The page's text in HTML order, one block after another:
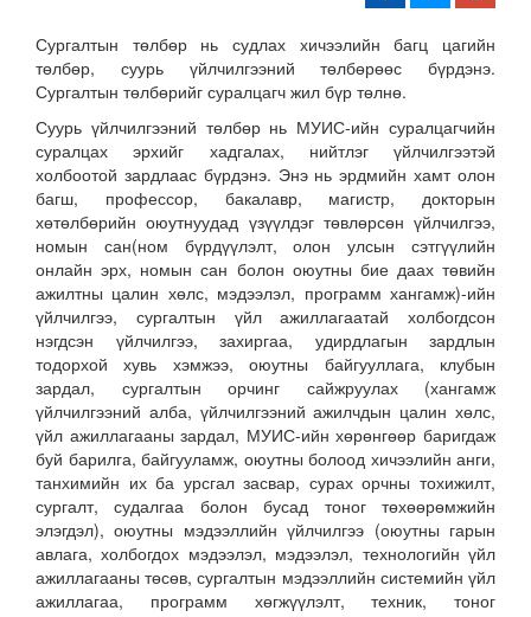
Сургалтын төлбөр нь судлах хичээлийн багц цагийн
төлбөр, суурь үйлчилгээний төлбөрөөс бүрдэнэ.
Сургалтын төлбөрийг суралцагч жил бүр төлнө.
Суурь үйлчилгээний төлбөр нь МУИС-ийн суралцагчийн
суралцах эрхийг хадгалах, нийтлэг үйлчилгээтэй
холбоотой зардлаас бүрдэнэ. Энэ нь эрдмийн хамт олон
багш, профессор, бакалавр, магистр, докторын
хөтөлбөрийн оюутнуудад үзүүлдэг төвлөрсөн үйлчилгээ,
номын сан(ном бүрдүүлэлт, олон улсын сэтгүүлийн
онлайн эрх, номын сан болон оюутны бие даах төвийн
ажилтны цалин хөлс, мэдээлэл, программ хангамж)-ийн
үйлчилгээ, сургалтын үйл ажиллагаатай холбогдсон
нэгдсэн үйлчилгээ, захиргаа, удирдлагын зардлын
тодорхой хувь хэмжээ, оюутны байгууллага, клубын
зардал, сургалтын орчинг сайжруулах (хангамж
үйлчилгээний алба, үйлчилгээний ажилчдын цалин хөлс,
үйл ажиллагааны зардал, МУИС-ийн хөрөнгөөр баригдаж
буй барилга, байгууламж, оюутны болоод хичээлийн анги,
танхимийн их ба урсгал засвар, сурах орчны тохижилт,
сургалт, судалгаа болон бусад тоног төхөөрөмжийн
элэгдэл), оюутны мэдээллийн үйлчилгээ (оюутны гарын
авлага, холбогдох мэдээлэл, мэдээлэл, технологийн үйл
ажиллагааны төсөв, сургалтын мэдээллийн системийн үйл
ажиллагаа, программ хөгжүүлэлт, техник, тоног